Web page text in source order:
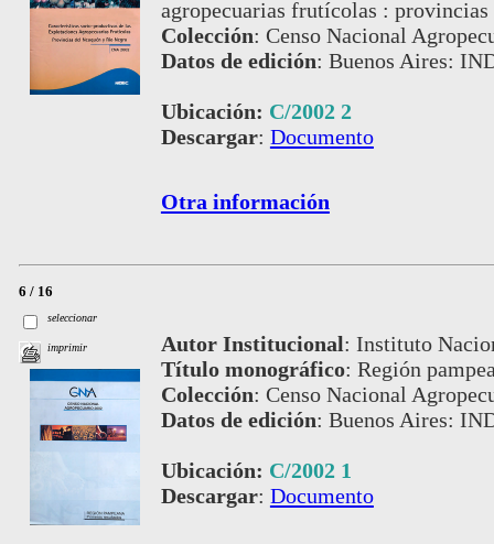
agropecuarias frutícolas :
Colección: Censo Nacional
Datos de edición: Buenos Aires:
Ubicación: C/2002 2
Descargar: Documento
Otra información
6 / 16
seleccionar
imprimir Autor Institucional: Instituto
Título monográfico: Región
Colección: Censo Nacional
Datos de edición: Buenos Aires:
Ubicación: C/2002 1
Descargar: Documento